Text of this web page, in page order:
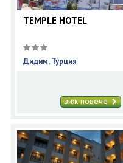
TEMPLE HOTEL
Дидим, Турция
виж повече